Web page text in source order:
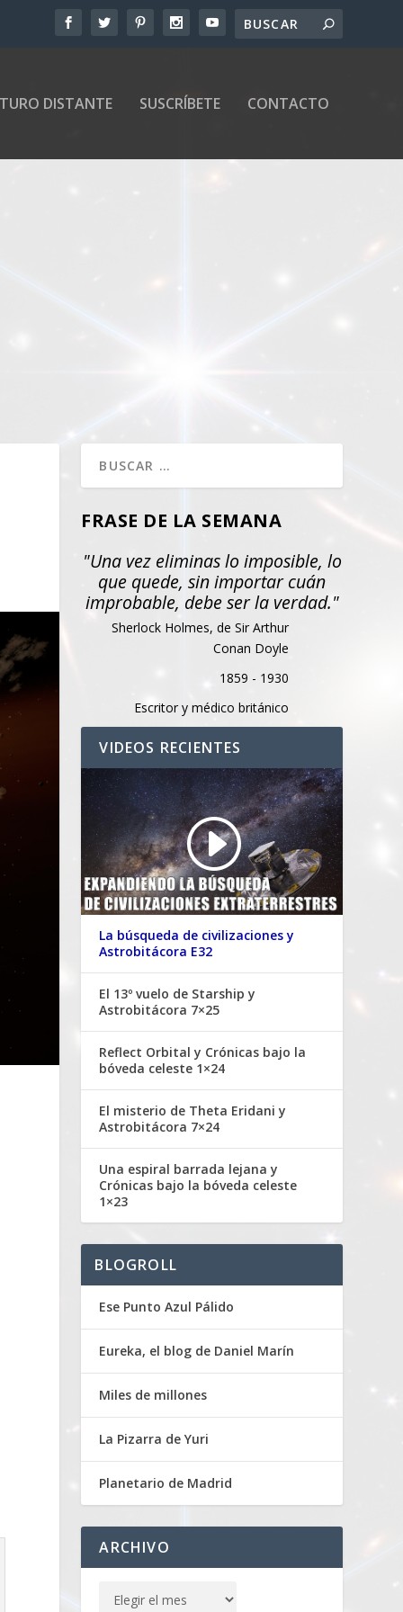
DISTANTE SUSCRÍBETE CONTACTO
FRASE DE LA SEMANA
"Una vez eliminas lo imposible, lo
que quede, sin importar cuán
improbable, debe ser la verdad."
Sherlock Holmes, de Sir Arthur
Conan Doyle
1859 - 1930
Escritor y médico británico
VIDEOS RECIENTES
La búsqueda de civilizaciones y
Astrobitácora E32
El 13º vuelo de Starship y
Astrobitácora 7×25
Reflect Orbital y Crónicas bajo la
bóveda celeste 1×24
El misterio de Theta Eridani y
Astrobitácora 7×24
Una espiral barrada lejana y
Crónicas bajo la bóveda celeste
1×23
BLOGROLL
Ese Punto Azul Pálido
Eureka, el blog de Daniel Marín
Miles de millones
La Pizarra de Yuri
Planetario de Madrid
ARCHIVO